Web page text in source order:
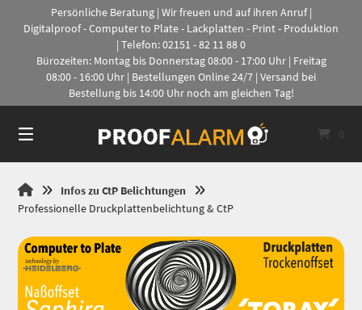
Persönliche Beratung | Wir freuen und auf ihren Anruf |
Digitalproof - Computer to Plate - Lackplatten - Print - Produktion
| Telefon: 02151 - 82 11 88 0
Bürozeiten: Montag bis Donnerstag 08:00 - 17:00 Uhr | Freitag
08:00 - 16:00 Uhr | Bestellungen Online 24/7 | Versand bei
Bestellung bis 14:00 Uhr noch am gleichen Tag!
0
ProofalarmInfos zu CtP Belichtungen
Professionelle Druckplattenbelichtung & CtP